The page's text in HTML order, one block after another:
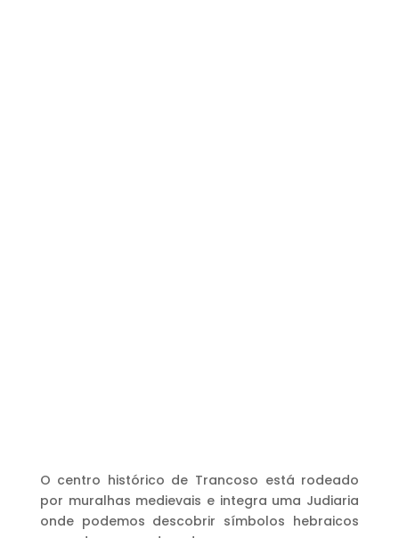
O centro histórico de Trancoso está rodeado
por muralhas medievais e integra uma Judiaria
onde podemos descobrir símbolos hebraicos